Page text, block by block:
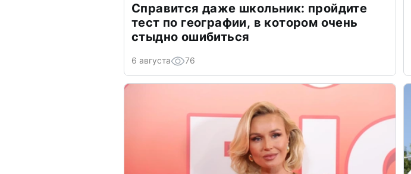
Справится даже школьник: пройдите
тест по географии, в котором очень
стыдно ошибиться
6 августа 76